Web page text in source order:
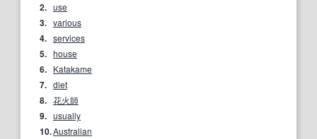
2. use
3. various
4. services
5. house
6. Katakame
7. diet
8. 花火師
9. usually
10.Australian